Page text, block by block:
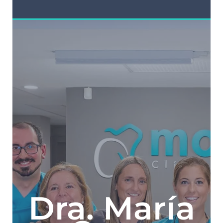
Dra. María